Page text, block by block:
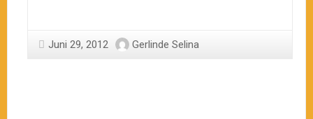
Juni 29, 2012 Gerlinde Selina